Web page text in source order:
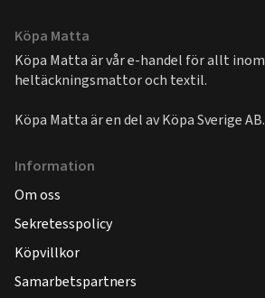
Köpa Matta
Köpa Matta är vår e-handel för allt inom
heltäckningsmattor och textil.
Köpa Matta är en del avKöpa Sverige AB.
Information
Om oss
Sekretesspolicy
Köpvillkor
Samarbetspartners